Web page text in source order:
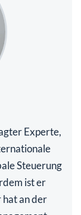
Experte,
Steuerung
ist er
an der